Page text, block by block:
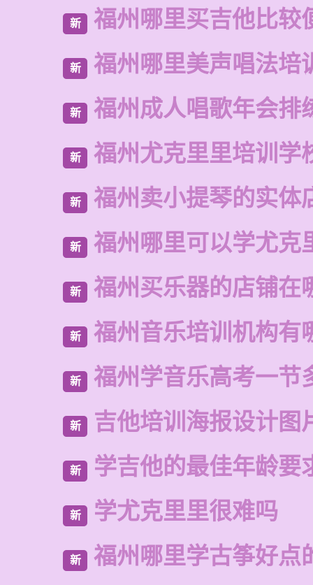
新 福州哪里买吉他比较
新 福州哪里美声唱法培
新 福州成人唱歌年会排
新 福州尤克里里培训学
新 福州卖小提琴的实体
新 福州哪里可以学尤克
新 福州买乐器的店铺在
新 福州音乐培训机构有
新 福州学音乐高考一节
新 吉他培训海报设计图
新 学吉他的最佳年龄要
新 学尤克里里很难吗
新 福州哪里学古筝好点